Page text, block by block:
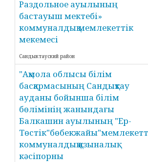
Раздольное ауылының
бастауыш мектебі»
коммуналдық мемлекеттік
мекемесі
Сандыктауский район
"Ақмола облысы білім
басқармасының Сандықтау
ауданы бойынша білім
бөлімінің жанындағы
Балкашин ауылының "Ер-
коммуналдық қазыналық
кәсіпорны